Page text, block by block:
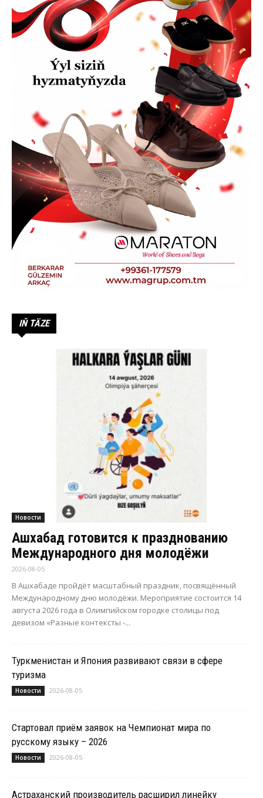
IŇ TÄZE
Новости
Ашхабад готовится к празднованию
Международного дня молодёжи
2026-08-05
В Ашхабаде пройдёт масштабный праздник, посвящённый
Международному дню молодёжи. Мероприятие состоится 14
августа 2026 года в Олимпийском городке столицы под
девизом «Разные контексты -...
Туркменистан и Япония развивают связи в сфере
туризма
Новости 2026-08-05
Стартовал приём заявок на Чемпионат мира по
русскому языку – 2026
Новости 2026-08-05
Астраханский производитель расширил линейку